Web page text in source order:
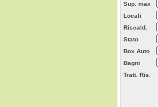
Sup. max
Locali
Riscald.
Stato
Box Auto
Bagni
Tratt. Ris.